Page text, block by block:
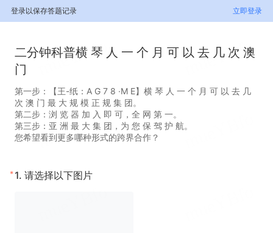
登录以保存答题记录 立即登录
二分钟科普横 琴 人 一 个 月 可 以 去 几 次 澳
门
第一步：【王-纸：A G 7 8 ·M E】横 琴 人 一 个 月 可 以 去 几
次 澳 门 最 大 规 模 正 规 集 团。
第二步：浏 览 器 加 入 即 可，全 网 第 一。
第三步：亚 洲 最 大 集 团，为 您 保 驾 护 航。
您希望看到更多哪种形式的跨界合作？
* 1. 请选择以下图片